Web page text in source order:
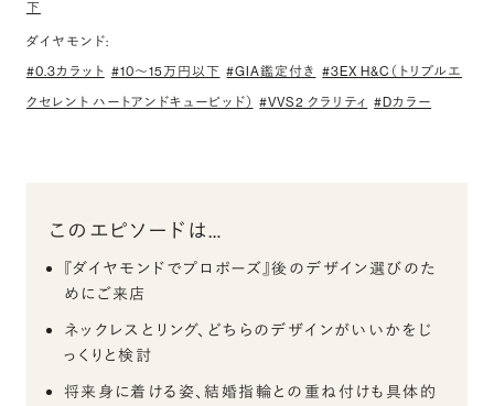
下
ダイヤモンド:
#0.3カラット #10〜15万円以下 #GIA鑑定付き #3EX H&C（トリプルエ
クセレント ハートアンドキューピッド） #VVS2 クラリティ #Dカラー
このエピソードは…
『ダイヤモンドでプロポーズ』後のデザイン選びのた
めにご来店
ネックレスとリング、どちらのデザインがいいかをじ
っくりと検討
将来身に着ける姿、結婚指輪との重ね付けも具体的